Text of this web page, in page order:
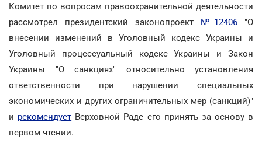
Комитет по вопросам правоохранительной деятельности
рассмотрел президентский законопроект №12406 "О
внесении изменений в Уголовный кодекс Украины и
Уголовный процессуальный кодекс Украины и Закон
Украины "О санкциях" относительно установления
ответственности при нарушении специальных
экономических и других ограничительных мер (санкций)"
и рекомендует Верховной Раде его принять за основу в
первом чтении.